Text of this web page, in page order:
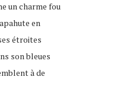
un charme fou
en
étroites
son bleues
à de